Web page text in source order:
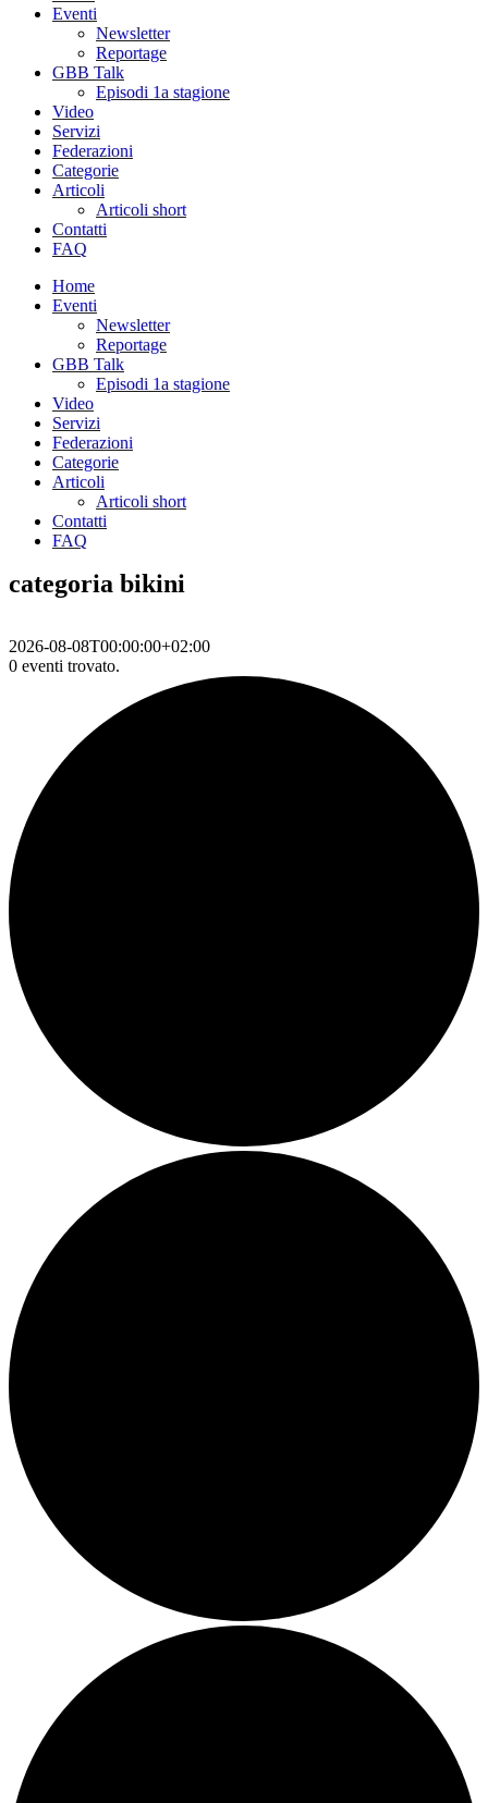
Eventi
Newsletter
Reportage
GBB Talk
Episodi 1a stagione
Video
Servizi
Federazioni
Categorie
Articoli
Articoli short
Contatti
FAQ
Home
Eventi
Newsletter
Reportage
GBB Talk
Episodi 1a stagione
Video
Servizi
Federazioni
Categorie
Articoli
Articoli short
Contatti
FAQ
categoria bikini
2026-08-08T00:00:00+02:00
0 eventi trovato.